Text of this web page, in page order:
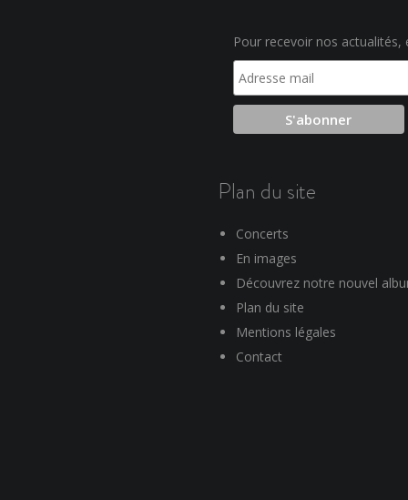
Pour recevoir nos
Plan du site
Concerts
En images
Découvrez notre nouvel
Plan du site
Mentions légales
Contact